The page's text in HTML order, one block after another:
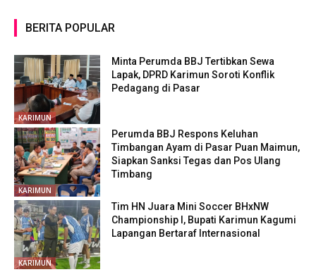
BERITA POPULAR
KARIMUN
Minta Perumda BBJ Tertibkan Sewa
Lapak, DPRD Karimun Soroti Konflik
Pedagang di Pasar
KARIMUN
Perumda BBJ Respons Keluhan
Timbangan Ayam di Pasar Puan Maimun,
Siapkan Sanksi Tegas dan Pos Ulang
Timbang
KARIMUN
Tim HN Juara Mini Soccer BHxNW
Championship I, Bupati Karimun Kagumi
Lapangan Bertaraf Internasional